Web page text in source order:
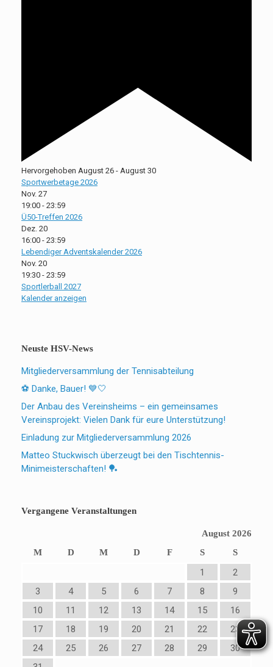
Hervorgehoben August 26 - August 30
Sportwerbetage 2026
Nov. 27
19:00 - 23:59
Ü50-Treffen 2026
Dez. 20
16:00 - 23:59
Lebendiger Adventskalender 2026
Nov. 20
19:30 - 23:59
Sportlerball 2027
Kalender anzeigen
Neuste HSV-News
Mitgliederversammlung der Tennisabteilung
⚽ Danke, Bauer! 💙🤍
Der Anbau des Vereinsheims – ein gemeinsames
Vereinsprojekt: Vielen Dank für eure Unterstützung!
Einladung zur Mitgliederversammlung 2026
Matteo Stuckwisch überzeugt bei den Tischtennis-
Minimeisterschaften! 🏓
Vergangene Veranstaltungen
August 2026
M
D M D F S S
1
2
3
4 5 6 7 8
9
10
11 12 13 14 15
16
17
18 19 20 21 22
23
24
25 26 27 28 29
30